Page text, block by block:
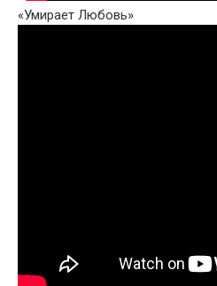
«Умирает Любовь»